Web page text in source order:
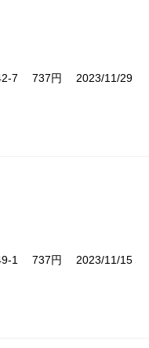
7 737円 2023/11/29
1 737円 2023/11/15